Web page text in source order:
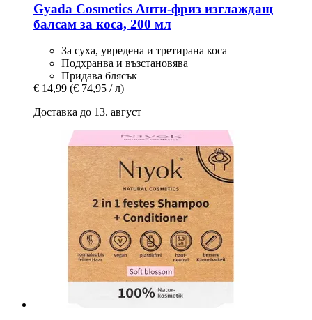
Gyada Cosmetics Анти-​фриз изглаждащ
балсам за коса, 200 мл
За суха, увредена и третирана коса
Подхранва и възстановява
Придава блясък
€ 14,99 (€ 74,95 / л)
Доставка до 13. август